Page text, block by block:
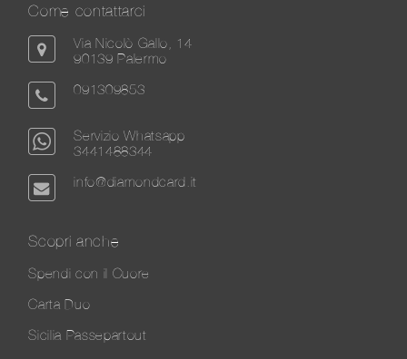
Come contattarci
Via Nicolò Gallo, 14
90139 Palermo
091309853
Servizio Whatsapp
3441488344
info@diamondcard.it
Scopri anche
Spendi con il Cuore
Carta Duo
Sicilia Passepartout